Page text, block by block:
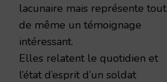
lacunaire mais représente tout
de même un témoignage
intéressant.
Elles relatent le quotidien et
l’état d’esprit d’un soldat